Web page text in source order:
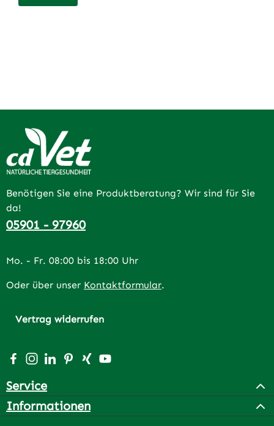
Benötigen Sie eine Produktberatung? Wir sind für Sie
da!
05901 - 97960
Mo. - Fr. 08:00 bis 18:00 Uhr
Oder über unser Kontaktformular.
Vertrag widerrufen
Besuche uns auf Facebook – öffnet in neuem Tab
Schau auf Instagram vorbei – öffnet in neuem Tab
Vernetze dich mit uns auf LinkedIn – öffnet in
Lass dich auf Pinterest inspirieren – öffnet
Vernetze dich mit uns auf Xing – öffnet
Sieh dir unsere Videos auf YouTube
Service
Informationen